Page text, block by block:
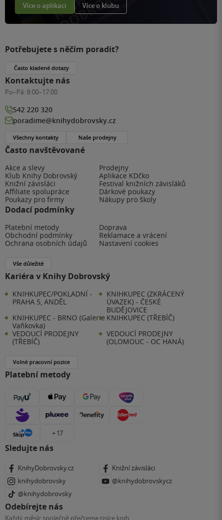
Více o aplikaci Více o klubu
Často navštěvované
Akce a slevy
Prodejny
Klub Knihy Dobrovský
Aplikace KDčko
Knižní závisláci
Festival knižních závisláků
Affiliate spolupráce
Dárkové poukazy
Poukazy pro firmy
Nákupy pro školy
Dodací podmínky
Platební metody
Doprava
Obchodní podmínky
Reklamace a vrácení
Ochrana osobních údajů
Nastavení cookies
Vše důležité
Kariéra v Knihy Dobrovský
KNIHKUPEC/POKLADNÍ -
PRAHA 5, ANDĚL
KNIHKUPEC (ZKRÁCENÝ
ÚVAZEK) - ČESKÉ
BUDĚJOVICE
KNIHKUPEC - BRNO (Galerie
Vaňkovka)
KNIHKUPEC (TŘEBÍČ)
VEDOUCÍ PRODEJNY
(TŘEBÍČ)
VEDOUCÍ PRODEJNY
(OLOMOUC - OC HANÁ)
Volné pracovní pozice
Platební metody
+ 17
Sledujte nás
KnihyDobrovsky.cz
Knižní závisláci
knihydobrovsky
@knihydobrovskycz
@knihydobrovsky
Odebírejte nás
Každý měsíc společně přečteme tisíce knih
Potřebujete s něčím poradit?
Často kladené dotazy
Kontaktujte nás
Po–Pá: 8:00–17:00
542 220 320
poradime@knihydobrovsky.cz
Všechny kontakty Naše prodejny